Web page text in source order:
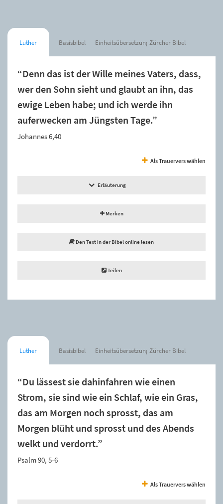
Luther Basisbibel Einheitsübersetzung Zürcher Bibel
“Denn das ist der Wille meines Vaters, dass,
wer den Sohn sieht und glaubt an ihn, das
ewige Leben habe; und ich werde ihn
auferwecken am Jüngsten Tage.”
Johannes 6,40
Als Trauervers wählen
Erläuterung
Merken
Den Text in der Bibel online lesen
Teilen
Luther Basisbibel Einheitsübersetzung Zürcher Bibel
“Du lässest sie dahinfahren wie einen
Strom, sie sind wie ein Schlaf, wie ein Gras,
das am Morgen noch sprosst, das am
Morgen blüht und sprosst und des Abends
welkt und verdorrt.”
Psalm 90, 5-6
Als Trauervers wählen